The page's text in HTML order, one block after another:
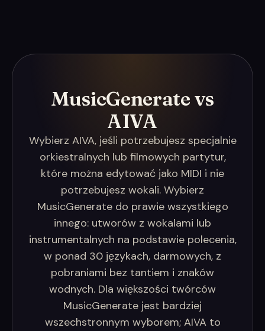
MusicGenerate vs
AIVA
Wybierz AIVA, jeśli potrzebujesz specjalnie
orkiestralnych lub filmowych partytur,
które można edytować jako MIDI i nie
potrzebujesz wokali. Wybierz
MusicGenerate do prawie wszystkiego
innego: utworów z wokalami lub
instrumentalnych na podstawie polecenia,
w ponad 30 językach, darmowych, z
pobraniami bez tantiem i znaków
wodnych. Dla większości twórców
MusicGenerate jest bardziej
wszechstronnym wyborem; AIVA to